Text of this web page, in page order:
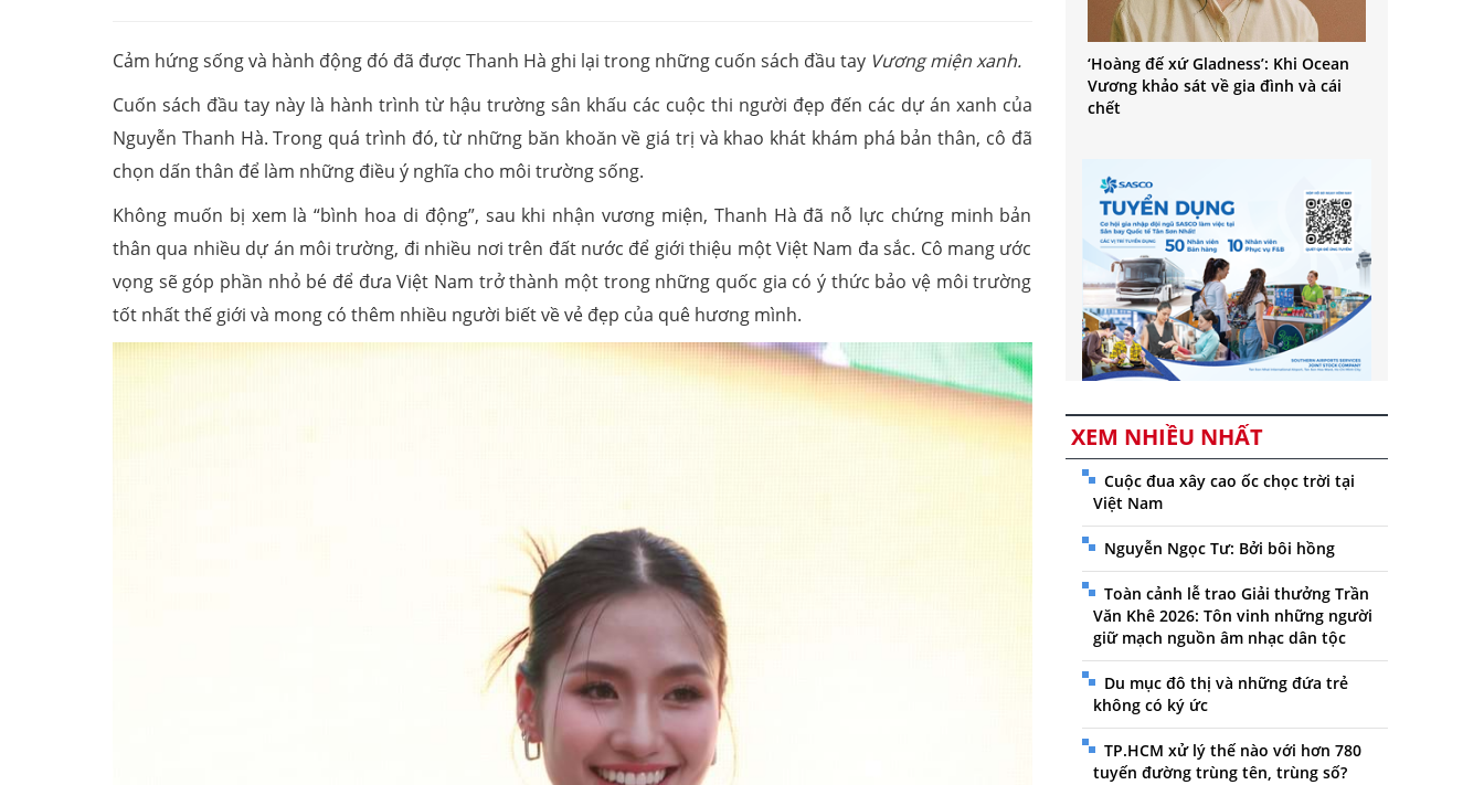
Cảm hứng sống và hành động đó đã được Thanh Hà ghi lại trong những cuốn sách đầu tay Vương miện xanh.
Cuốn sách đầu tay này là hành trình từ hậu trường sân khấu các cuộc thi người đẹp đến các dự án xanh của
Nguyễn Thanh Hà. Trong quá trình đó, từ những băn khoăn về giá trị và khao khát khám phá bản thân, cô đã
chọn dấn thân để làm những điều ý nghĩa cho môi trường sống.
Không muốn bị xem là “bình hoa di động”, sau khi nhận vương miện, Thanh Hà đã nỗ lực chứng minh bản
thân qua nhiều dự án môi trường, đi nhiều nơi trên đất nước để giới thiệu một Việt Nam đa sắc. Cô mang ước
vọng sẽ góp phần nhỏ bé để đưa Việt Nam trở thành một trong những quốc gia có ý thức bảo vệ môi trường
tốt nhất thế giới và mong có thêm nhiều người biết về vẻ đẹp của quê hương mình.
‘Hoàng đế xứ Gladness’: Khi Ocean
Vương khảo sát về gia đình và cái
chết
XEM NHIỀU NHẤT
Cuộc đua xây cao ốc chọc trời tại
Việt Nam
Nguyễn Ngọc Tư: Bởi bôi hồng
Toàn cảnh lễ trao Giải thưởng Trần
Văn Khê 2026: Tôn vinh những người
giữ mạch nguồn âm nhạc dân tộc
Du mục đô thị và những đứa trẻ
không có ký ức
TP.HCM xử lý thế nào với hơn 780
tuyến đường trùng tên, trùng số?